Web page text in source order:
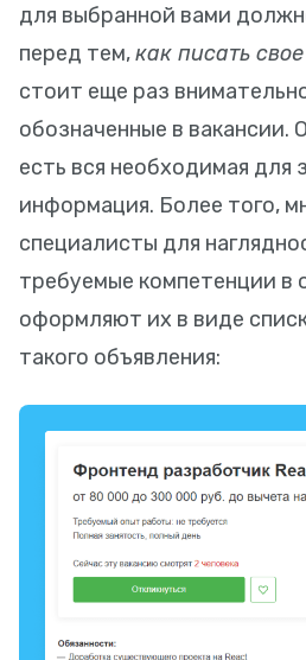
для выбранной вами
перед тем,как писать
стоит еще раз
обозначенные в вакансии.
есть вся необходимая для
информация. Более того,
специалисты для
требуемые компетенции в
оформляют их в виде
такого объявления: